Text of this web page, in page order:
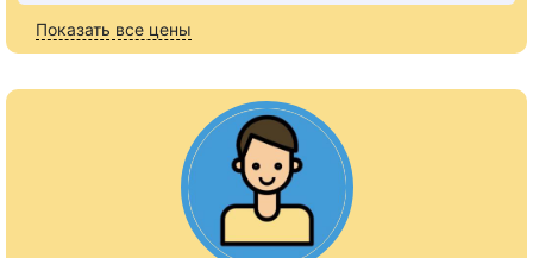
Показать все цены